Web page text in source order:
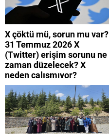
X çöktü mü, sorun mu var?
31 Temmuz 2026 X
(Twitter) erişim sorunu ne
zaman düzelecek? X
neden çalışmıyor?